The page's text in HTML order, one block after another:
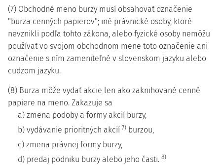
(7) Obchodné meno burzy musí obsahovať označenie
"burza cenných papierov"; iné právnické osoby, ktoré
nevznikli podľa tohto zákona, alebo fyzické osoby nemôžu
používať vo svojom obchodnom mene toto označenie ani
označenie s ním zameniteľné v slovenskom jazyku alebo
cudzom jazyku.
(8) Burza môže vydať akcie len ako zaknihované cenné
papiere na meno. Zakazuje sa
a) zmena podoby a formy akcií burzy,
b) vydávanie prioritných akcií 7) burzou,
c) zmena právnej formy burzy,
d) predaj podniku burzy alebo jeho časti. 8)